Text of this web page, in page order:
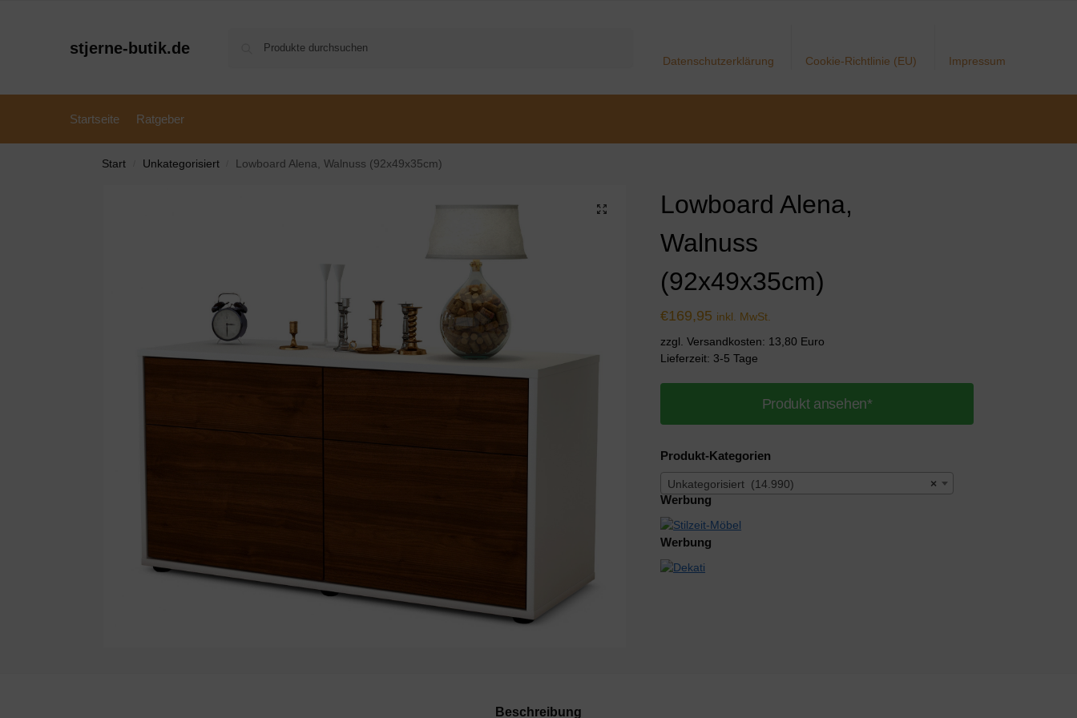
stjerne-butik.de
Datenschutzerklärung Cookie-Richtlinie (EU) Impressum
Startseite Ratgeber
Start Unkategorisiert Lowboard Alena, Walnuss (92x49x35cm)
Lowboard Alena,
Walnuss
(92x49x35cm)
€169,95 inkl. MwSt.
zzgl. Versandkosten: 13,80 Euro
Lieferzeit: 3-5 Tage
Produkt ansehen*
Produkt-Kategorien
×
Unkategorisiert (14.990)
Werbung
Werbung
Beschreibung